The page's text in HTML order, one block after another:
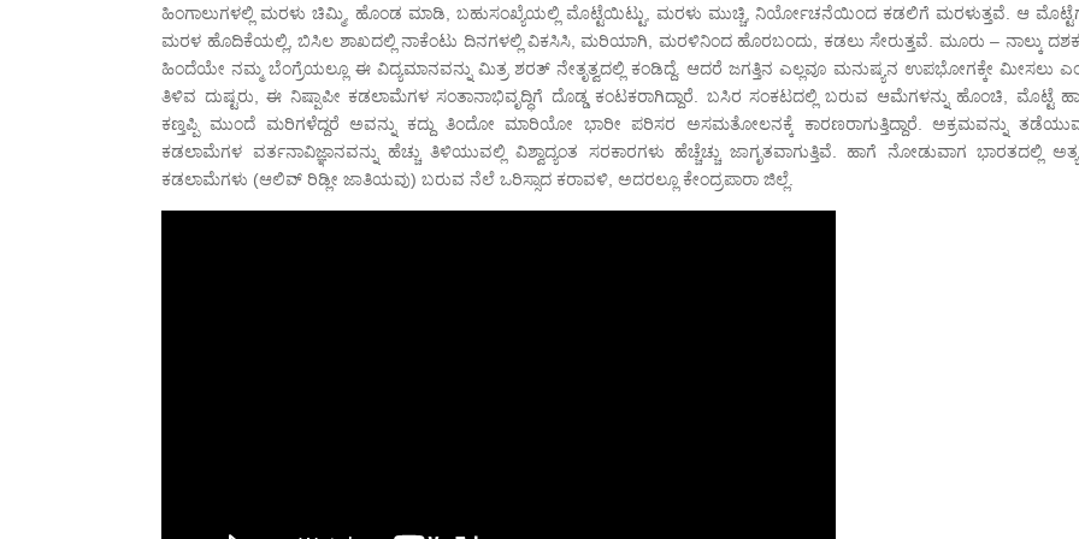
ಹಿಂಗಾಲುಗಳಲ್ಲಿ ಮರಳು ಚಿಮ್ಮಿ, ಹೊಂಡ ಮಾಡಿ, ಬಹುಸಂಖ್ಯೆಯಲ್ಲಿ ಮೊಟ್ಟೆಯಿಟ್ಟು, ಮರಳು ಮುಚ್ಚಿ, ನಿರ್ಯೋಚನೆಯಿಂದ ಕಡಲಿಗೆ ಮರಳುತ್ತವೆ. ಆ
ಮರಳ ಹೊದಿಕೆಯಲ್ಲಿ, ಬಿಸಿಲ ಶಾಖದಲ್ಲಿ ನಾಕೆಂಟು ದಿನಗಳಲ್ಲಿ ವಿಕಸಿಸಿ, ಮರಿಯಾಗಿ, ಮರಳಿನಿಂದ ಹೊರಬಂದು, ಕಡಲು ಸೇರುತ್ತವೆ. ಮೂರು – ನಾಲ್ಕು
ಹಿಂದೆಯೇ ನಮ್ಮ ಬೆಂಗ್ರೆಯಲ್ಲೂ ಈ ವಿದ್ಯಮಾನವನ್ನು ಮಿತ್ರ ಶರತ್ ನೇತೃತ್ವದಲ್ಲಿ ಕಂಡಿದ್ದೆ. ಆದರೆ ಜಗತ್ತಿನ ಎಲ್ಲವೂ ಮನುಷ್ಯನ ಉಪಭೋಗಕ್ಕೇ ಮೀಸಲು
ತಿಳಿವ ದುಷ್ಟರು, ಈ ನಿಷ್ಪಾಪೀ ಕಡಲಾಮೆಗಳ ಸಂತಾನಾಭಿವೃದ್ಧಿಗೆ ದೊಡ್ಡ ಕಂಟಕರಾಗಿದ್ದಾರೆ. ಬಸಿರ ಸಂಕಟದಲ್ಲಿ ಬರುವ ಆಮೆಗಳನ್ನು ಹೊಂಚಿ, ಮೊಟ್ಟೆ
ಕಣ್ತಪ್ಪಿ ಮುಂದೆ ಮರಿಗಳೆದ್ದರೆ ಅವನ್ನು ಕದ್ದು ತಿಂದೋ ಮಾರಿಯೋ ಭಾರೀ ಪರಿಸರ ಅಸಮತೋಲನಕ್ಕೆ ಕಾರಣರಾಗುತ್ತಿದ್ದಾರೆ. ಅಕ್ರಮವನ್ನು
ಕಡಲಾಮೆಗಳ ವರ್ತನಾವಿಜ್ಞಾನವನ್ನು ಹೆಚ್ಚು ತಿಳಿಯುವಲ್ಲಿ ವಿಶ್ವಾದ್ಯಂತ ಸರಕಾರಗಳು ಹೆಚ್ಚೆಚ್ಚು ಜಾಗೃತವಾಗುತ್ತಿವೆ. ಹಾಗೆ ನೋಡುವಾಗ ಭಾರತದಲ್ಲಿ
ಕಡಲಾಮೆಗಳು (ಆಲಿವ್ ರಿಡ್ಲೀ ಜಾತಿಯವು) ಬರುವ ನೆಲೆ ಒರಿಸ್ಸಾದ ಕರಾವಳಿ, ಅದರಲ್ಲೂ ಕೇಂದ್ರಪಾರಾ ಜಿಲ್ಲೆ.